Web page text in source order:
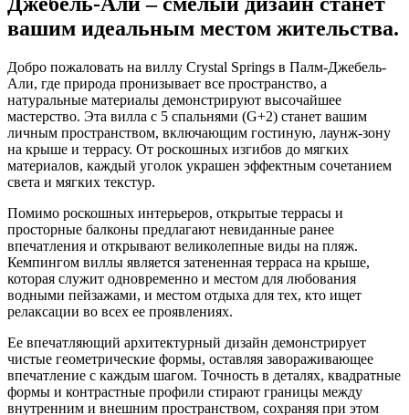
вашим идеальным местом жительства.
Добро пожаловать на виллу Crystal Springs в Палм-Джебель-
Али, где природа пронизывает все пространство, а
натуральные материалы демонстрируют высочайшее
мастерство. Эта вилла с 5 спальнями (G+2) станет вашим
личным пространством, включающим гостиную, лаунж-зону
на крыше и террасу. От роскошных изгибов до мягких
материалов, каждый уголок украшен эффектным сочетанием
света и мягких текстур.
Помимо роскошных интерьеров, открытые террасы и
просторные балконы предлагают невиданные ранее
впечатления и открывают великолепные виды на пляж.
Кемпингом виллы является затененная терраса на крыше,
которая служит одновременно и местом для любования
водными пейзажами, и местом отдыха для тех, кто ищет
релаксации во всех ее проявлениях.
Ее впечатляющий архитектурный дизайн демонстрирует
чистые геометрические формы, оставляя завораживающее
впечатление с каждым шагом. Точность в деталях, квадратные
формы и контрастные профили стирают границы между
внутренним и внешним пространством, сохраняя при этом